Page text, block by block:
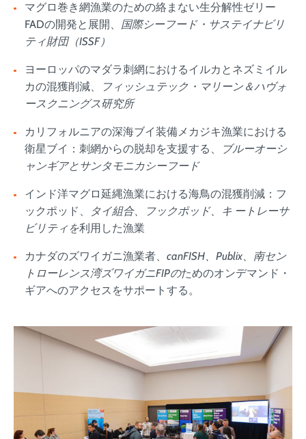
マグロ巻き網漁業のための絡まない生分解性ゼリー
FADの開発と展開、 国際シーフード・サステイナビリ
ティ財団（ISSF）
ヨーロッパのマダラ刺網におけるイルカとネズミイル
カの混獲削減、
フィッシュテック・マリーン＆ハヴォ
ースクニングス研究所
カリフォルニアの深海ブイ装備メカジキ漁業における
衛星ブイ：刺網からの脱却を支援する、
ブルーオーシ
ャンギアとサンタモニカシーフード
インド洋マグロ延縄漁業における海鳥の混獲削減：フ
ックポッド、
タイ組合、フックポッド、キ ートレーサ
ビリティを利用した漁業
カナダのズワイガニ漁業者、 canFISH、Publix、南セン
トローレンス湾ズワイガニFIPのためのオンデマンド・
ギアへのアクセスをサポートする。